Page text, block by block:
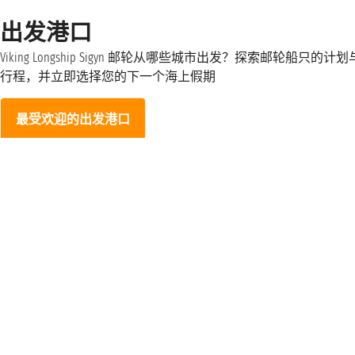
出发港口
Viking Longship Sigyn 邮轮从哪些城市出发？探索邮轮船只的计划
行程，并立即选择您的下一个海上假期
最受欢迎的出发港口